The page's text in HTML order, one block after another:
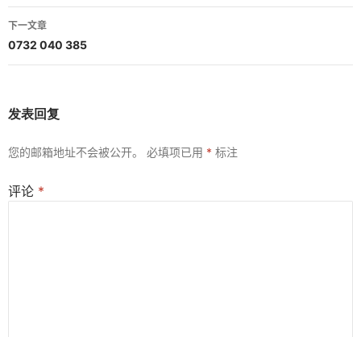
导
航
下一文章
0732 040 385
发表回复
您的邮箱地址不会被公开。 必填项已用 * 标注
评论 *